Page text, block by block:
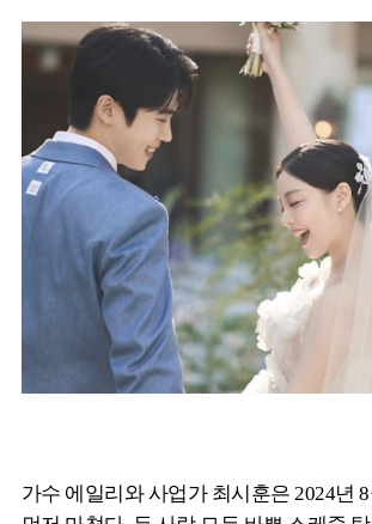
가수 에일리와 사업가 최시훈은 2024년